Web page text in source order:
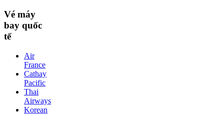
Vé máy
bay quốc
tế
Air
France
Cathay
Pacific
Thai
Airways
Korean